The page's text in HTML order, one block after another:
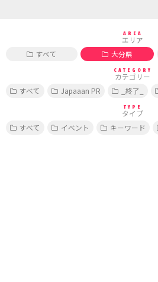
AREA
エリア
すべて
大分県
CATEGORY
カテゴリー
すべて
Japaaan PR _終了_
TYPE
タイプ
すべて
イベント キーワード